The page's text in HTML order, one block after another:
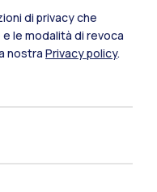
di privacy che
le modalità di revoca
nostra Privacy policy.